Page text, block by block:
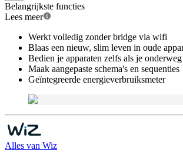
Belangrijkste functies
Lees meer
Werkt volledig zonder bridge via wifi
Blaas een nieuw, slim leven in oude
Bedien je apparaten zelfs als je
Maak aangepaste schema's en sequenties
Geïntegreerde energieverbruiksmeter
Alles van Wiz